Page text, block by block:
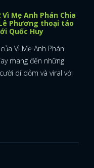
Vì Mẹ Anh Phán Chia
Phương thoại táo
Quốc Huy
Vì Mẹ Anh Phán
mang đến những
dí dỏm và viral với